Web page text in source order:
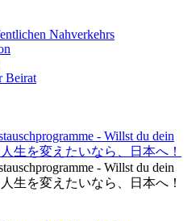
Nahverkehrs
Beirat
- Willst du dein
人生を変えたいなら、日本へ！
- Willst du dein
人生を変えたいなら、日本へ！